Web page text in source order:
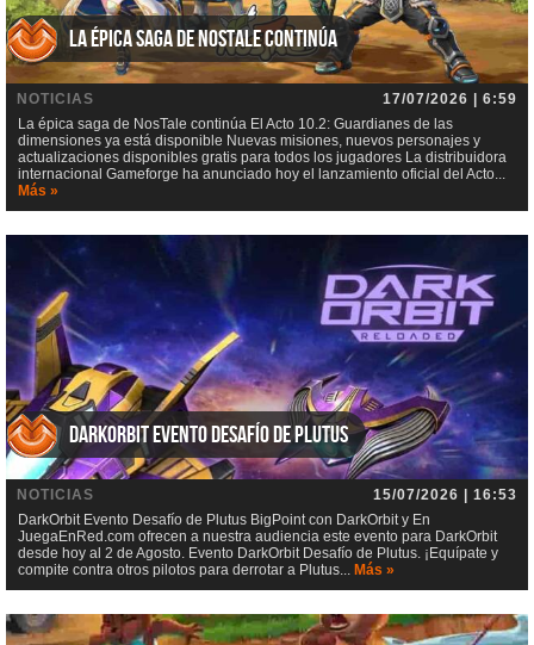
La épica saga de NosTale continúa
NOTICIAS
17/07/2026 | 6:59
La épica saga de NosTale continúa El Acto 10.2: Guardianes de las
dimensiones ya está disponible Nuevas misiones, nuevos personajes y
actualizaciones disponibles gratis para todos los jugadores La distribuidora
internacional Gameforge ha anunciado hoy el lanzamiento oficial del Acto...
Más »
DarkOrbit Evento Desafío de Plutus
NOTICIAS
15/07/2026 | 16:53
DarkOrbit Evento Desafío de Plutus BigPoint con DarkOrbit y En
JuegaEnRed.com ofrecen a nuestra audiencia este evento para DarkOrbit
desde hoy al 2 de Agosto. Evento DarkOrbit Desafío de Plutus. ¡Equípate y
compite contra otros pilotos para derrotar a Plutus... Más »